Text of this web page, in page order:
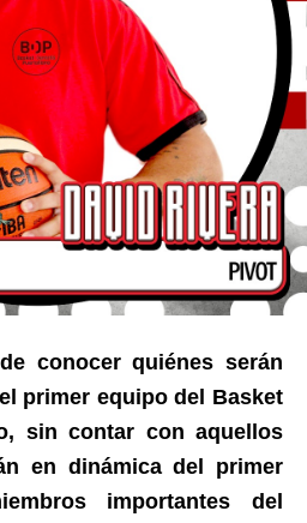
conocer quiénes serán
primer equipo del Basket
sin contar con aquellos
en dinámica del primer
importantes del